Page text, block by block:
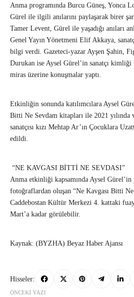
Anma programında Burcu Güneş, Yonca
Gürel ile ilgili anılarını paylaşarak birer
Tamer Levent, Gürel ile yaşadığı anıları
Genel Yayın Yönetmeni Elif Akkaya,
bilgi verdi. Gazeteci-yazar Ayşen Şahin,
Durukan ise Aysel Gürel’in sanatçı kimliği
miras üzerine konuşmalar yaptı.
Etkinliğin sonunda katılımcılara Aysel
Bitti Ne Sevdam kitapları ile 2021 yılında
sanatçısı kızı Mehtap Ar’ın Çocuklara
edildi.
“NE KAVGASI BİTTİ NE SEVDASI”
Anma etkinliği kapsamında Aysel Gürel’in
fotoğraflardan oluşan “Ne Kavgası Bitti Ne
Caddebostan Kültür Merkezi 4. kattaki
Mart’a kadar görülebilir.
Kaynak: (BYZHA) Beyaz Haber Ajansı
Hisseler:
ÖNCEKI YAZI